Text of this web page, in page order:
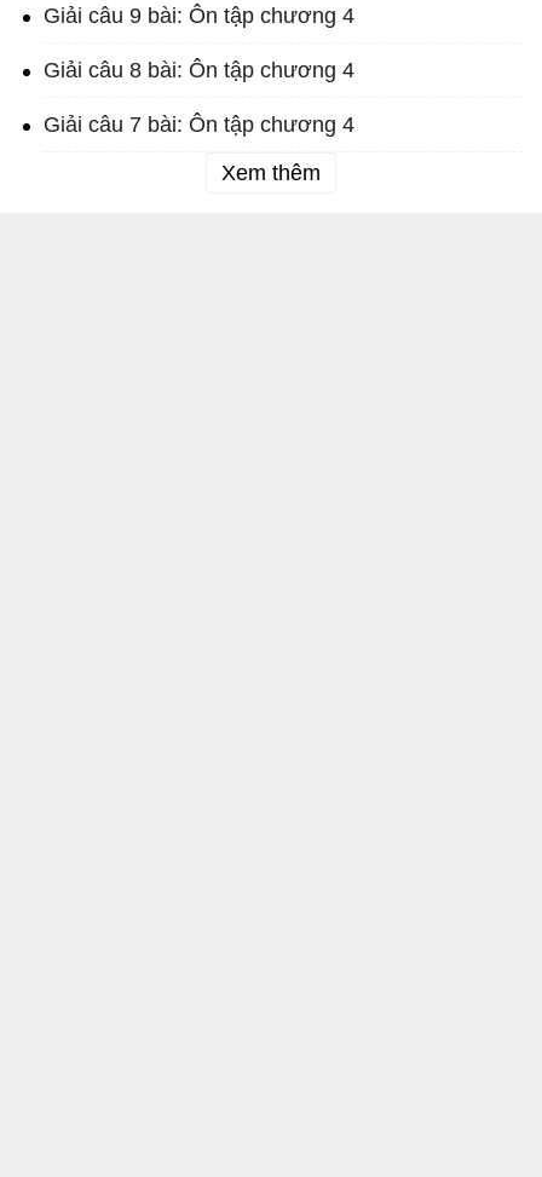
Giải câu 9 bài: Ôn tập chương 4
Giải câu 8 bài: Ôn tập chương 4
Giải câu 7 bài: Ôn tập chương 4
Xem thêm